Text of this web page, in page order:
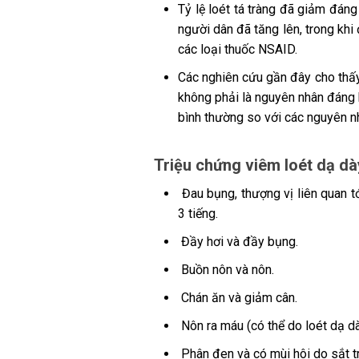
Tỷ lệ loét tá tràng đã giảm
người dân đã tăng lên, trong
các loại thuốc NSAID.
Các nghiên cứu gần đây cho
không phải là nguyên nhân
bình thường so với các nguyên
Triệu chứng viêm loét dạ
Đau bụng, thượng vị liên quan
3 tiếng.
Đầy hơi và đầy bụng.
Buồn nôn và nôn.
Chán ăn và giảm cân.
Nôn ra máu (có thể do loét dạ
Phân đen và có mùi hôi do sắt